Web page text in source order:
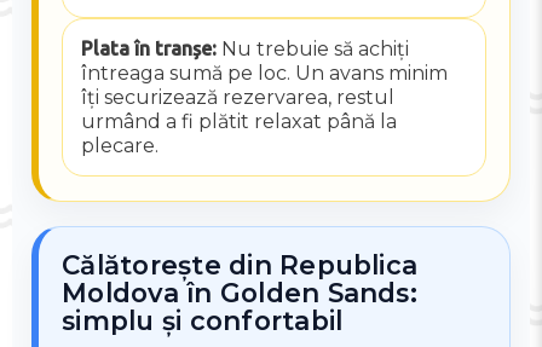
Plata în tranșe:Nu trebuie să achiți
întreaga sumă pe loc. Un avans minim
îți securizează rezervarea, restul
urmând a fi plătit relaxat până la
plecare.
Călătorește din Republica
Moldova în Golden Sands:
simplu și confortabil